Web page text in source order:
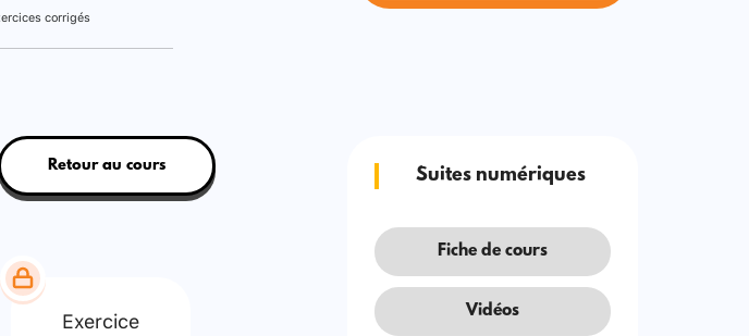
corrigés
Retour au cours
Exercice
Suites numériques
Fiche de cours
Vidéos